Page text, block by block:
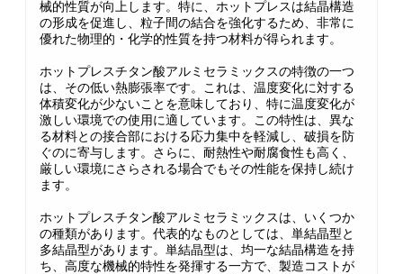
械的性質が向上します。特に、ホットプレスは結晶構造
の形成を促進し、粒子間の結合を強化するため、非常に
優れた物理的・化学的性質を持つ材料が得られます。
ホットプレスチタン酸アルミセラミックスの特徴の一つ
は、その低い熱膨張率です。これは、温度変化に対する
体積変化が少ないことを意味しており、特に温度変化が
激しい環境での使用に適しています。この特性は、異な
る材料との接合部における応力集中を軽減し、破損を防
ぐのに寄与します。さらに、耐熱性や耐腐食性も高く、
厳しい環境にさらされる場合でもその性能を保持し続け
ます。
ホットプレスチタン酸アルミセラミックスは、いくつか
の種類があります。代表的なものとしては、単結晶型と
多結晶型があります。単結晶型は、均一な結晶構造を持
ち、高度な機械的特性を発揮する一方で、製造コストが